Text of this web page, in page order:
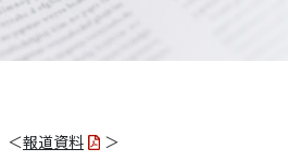
＜報道資料 ＞